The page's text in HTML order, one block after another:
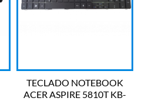
TECLADO NOTEBOOK
ACER ASPIRE 5810T KB-